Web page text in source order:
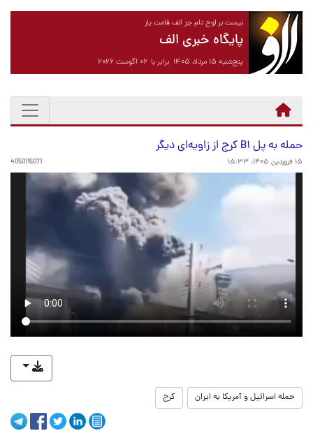
نیست بر لوح دلم جز الف قامت یار
پایگاه خبری الف
پنج‌شنبه ۱۵ مرداد ۱۴۰۵ برابر با ۰۶ آگوست ۲۰۲۶
حمله به پل B۱ کرج از زاویه‌ای دیگر
۱۵ فروردین ۱۴۰۵، ۱۵:۳۳ 4050115071
حمله اسرائیل و آمریکا به ایران کرج